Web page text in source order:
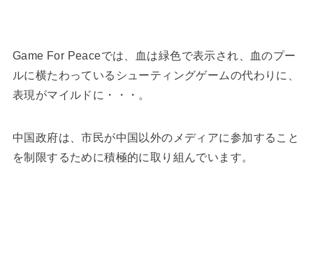
Game For Peaceでは、血は緑色で表示され、血のプー
ルに横たわっているシューティングゲームの代わりに、
表現がマイルドに・・・。
中国政府は、市民が中国以外のメディアに参加すること
を制限するために積極的に取り組んでいます。